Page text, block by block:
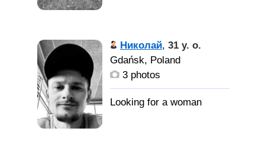
Николай, 31 y. o.
Gdańsk, Poland
3 photos